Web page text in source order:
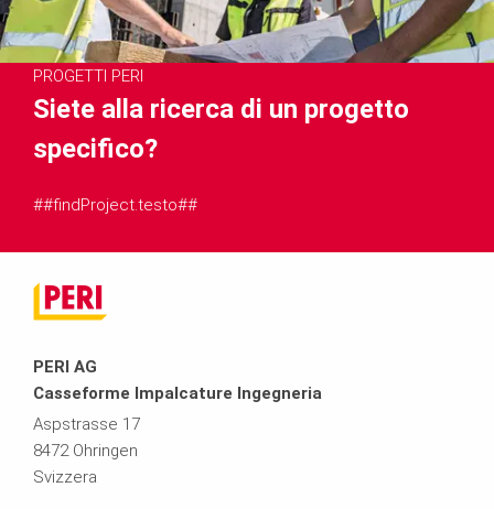
PROGETTI PERI
Siete alla ricerca di un progetto
specifico?
##findProject.testo##
PERI AG
Casseforme Impalcature Ingegneria
Aspstrasse 17
8472 Ohringen
Svizzera